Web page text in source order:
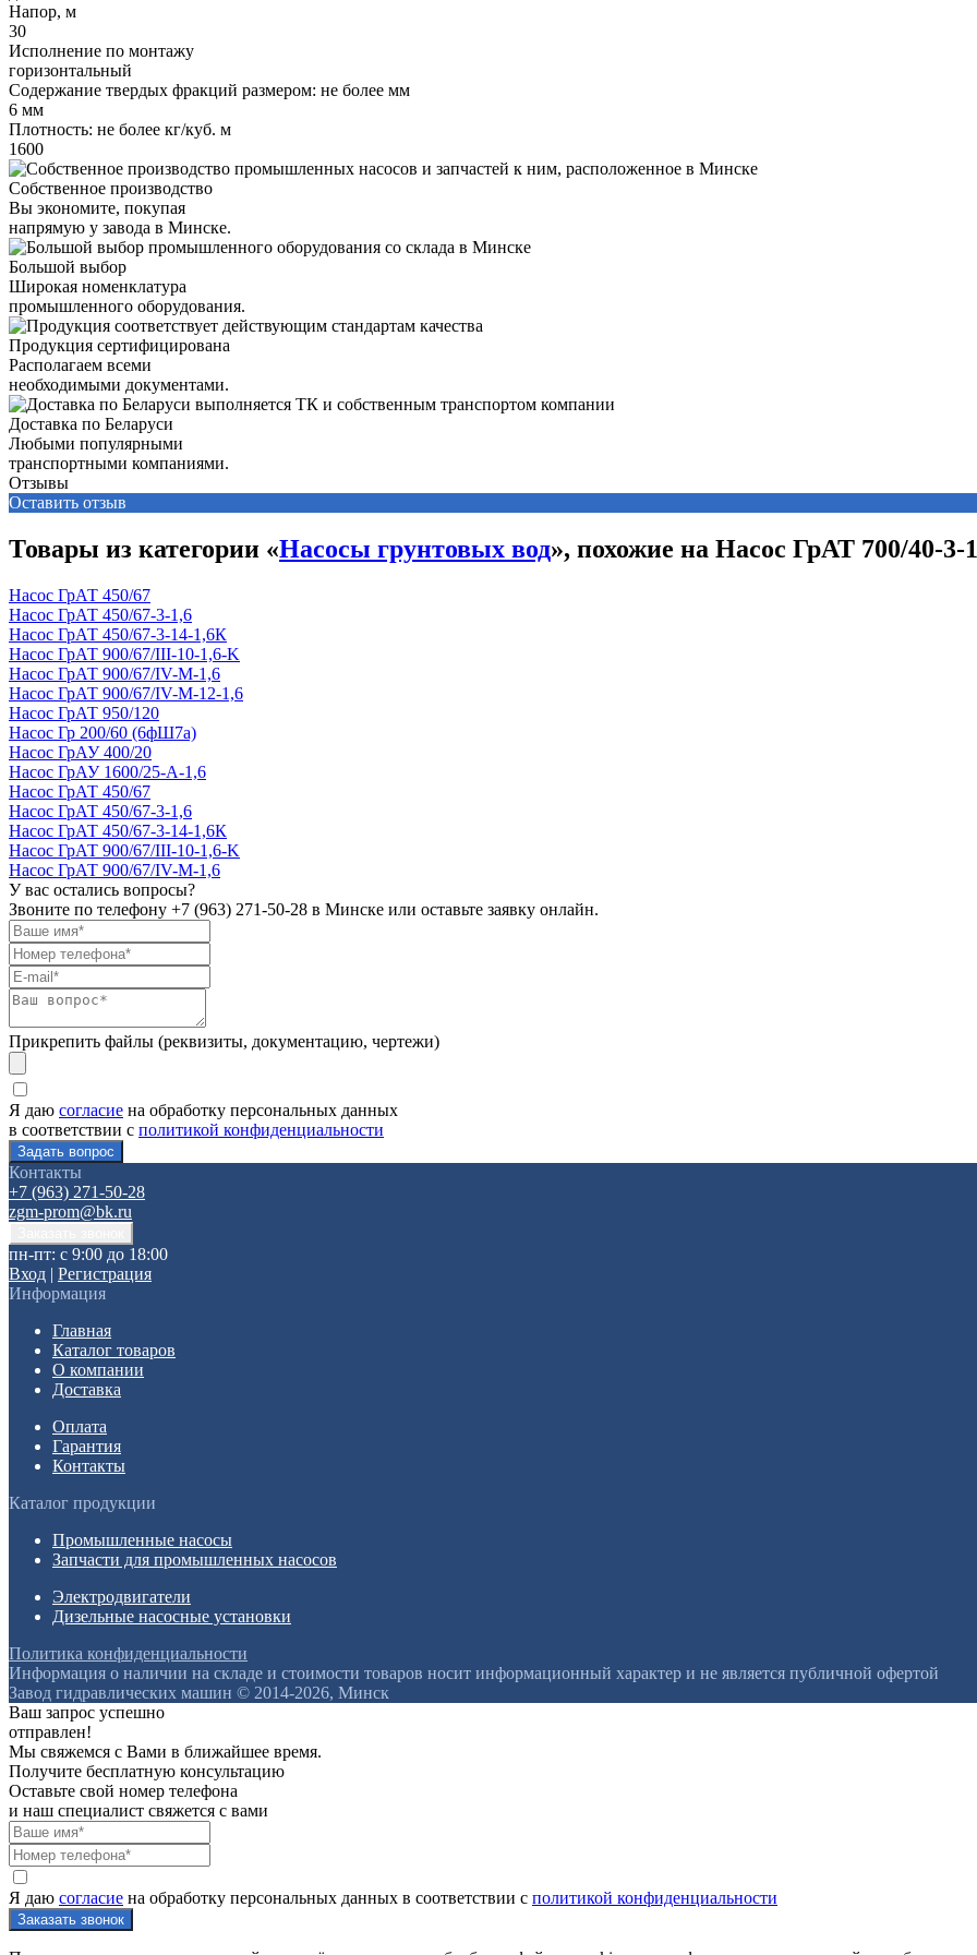
Напор, м
30
Исполнение по монтажу
горизонтальный
Содержание твердых фракций размером: не более мм
6 мм
Плотность: не более кг/куб. м
1600
Собственное производство
Вы экономите, покупая
напрямую у завода в Минске.
Большой выбор
Широкая номенклатура
промышленного оборудования.
Продукция сертифицирована
Располагаем всеми
необходимыми документами.
Доставка по Беларуси
Любыми популярными
транспортными компаниями.
Отзывы
Оставить отзыв
Товары из категории «Насосы грунтовых вод», похожие на Насос ГрАТ 700/40-3-
Насос ГрАТ 450/67
Насос ГрАТ 450/67-3-1,6
Насос ГрАТ 450/67-3-14-1,6К
Насос ГрАТ 900/67/III-10-1,6-K
Насос ГрАТ 900/67/IV-М-1,6
Насос ГрАТ 900/67/IV-М-12-1,6
Насос ГрАТ 950/120
Насос Гр 200/60 (6фШ7а)
Насос ГрАУ 400/20
Насос ГрАУ 1600/25-А-1,6
Насос ГрАТ 450/67
Насос ГрАТ 450/67-3-1,6
Насос ГрАТ 450/67-3-14-1,6К
Насос ГрАТ 900/67/III-10-1,6-K
Насос ГрАТ 900/67/IV-М-1,6
У вас остались вопросы?
Звоните по телефону +7 (963) 271-50-28 в Минске или оставьте заявку онлайн.
Прикрепить файлы (реквизиты, документацию, чертежи)
Я даю согласие на обработку персональных данных
в соответствии с политикой конфиденциальности
Контакты
+7 (963) 271-50-28
zgm-prom@bk.ru
пн-пт: с 9:00 до 18:00
Вход | Регистрация
Информация
Главная
Каталог товаров
О компании
Доставка
Оплата
Гарантия
Контакты
Каталог продукции
Промышленные насосы
Запчасти для промышленных насосов
Электродвигатели
Дизельные насосные установки
Политика конфиденциальности
Информация о наличии на складе и стоимости товаров носит информационный характер и не является публичной офертой
Завод гидравлических машин © 2014-2026, Минск
Ваш запрос успешно
отправлен!
Мы свяжемся с Вами в ближайшее время.
Получите бесплатную консультацию
Оставьте свой номер телефона
и наш специалист свяжется с вами
Я даю согласие на обработку персональных данных в соответствии с политикой конфиденциальности